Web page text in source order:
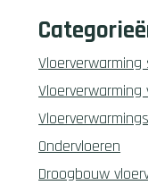
Vloerverwarming
Vloerverwarming
Ondervloeren
Droogbouw